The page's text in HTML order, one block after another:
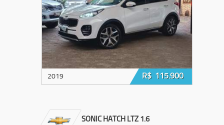
2019 R$ 115.900
SONIC HATCH LTZ 1.6